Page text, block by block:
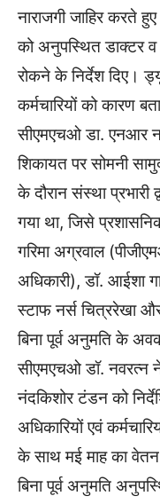
नाराजगी जाहिर करते
को अनुपस्थित डाक्टर व
रोकने के निर्देश दिए।
कर्मचारियों को कारण
सीएमएचओ डा. एनआर
शिकायत पर सोमनी
के दौरान संस्था प्रभारी
गया था, जिसे प्रशासनिक
गरिमा अग्रवाल
अधिकारी), डॉ. आईशा
स्टाफ नर्स चित्ररेखा
बिना पूर्व अनुमति के
सीएमएचओ डॉ. नवरत्न
नंदकिशोर टंडन को
अधिकारियों एवं
के साथ मई माह का
बिना पूर्व अनुमति